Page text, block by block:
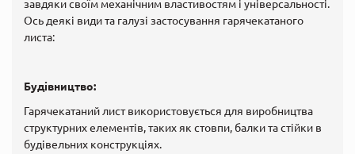
завдяки своїм механічним властивостям і універсальності.
Ось деякі види та галузі застосування гарячекатаного
листа:
Будівництво:
Гарячекатаний лист використовується для виробництва
структурних елементів, таких як стовпи, балки та стійки в
будівельних конструкціях.